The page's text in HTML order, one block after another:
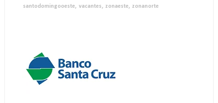
santodomingooeste, vacantes, zonaeste, zonanorte